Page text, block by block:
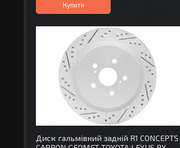
Купити
Диск гальмівний задній R1 CONCEPTS